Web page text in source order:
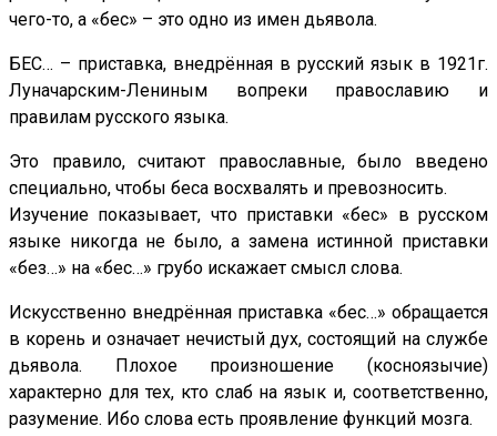
чего-то, а «бес» – это одно из имен дьявола.
БЕС… – приставка, внедрённая в русский язык в 1921г.
Луначарским-Лениным вопреки православию и
правилам русского языка.
Это правило, считают православные, было введено
специально, чтобы беса восхвалять и превозносить.
Изучение показывает, что приставки «бес» в русском
языке никогда не было, а замена истинной приставки
«без…» на «бес…» грубо искажает смысл слова.
Искусственно внедрённая приставка «бес…» обращается
в корень и означает нечистый дух, состоящий на службе
дьявола. Плохое произношение (косноязычие)
характерно для тех, кто слаб на язык и, соответственно,
разумение. Ибо слова есть проявление функций мозга.